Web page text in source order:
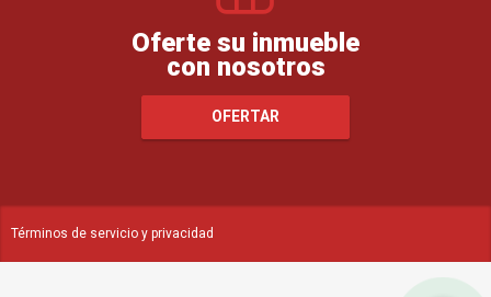
Oferte su inmueble
con nosotros
OFERTAR
Términos de servicio y privacidad